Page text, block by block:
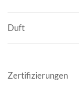
Duft
Zertifizierungen